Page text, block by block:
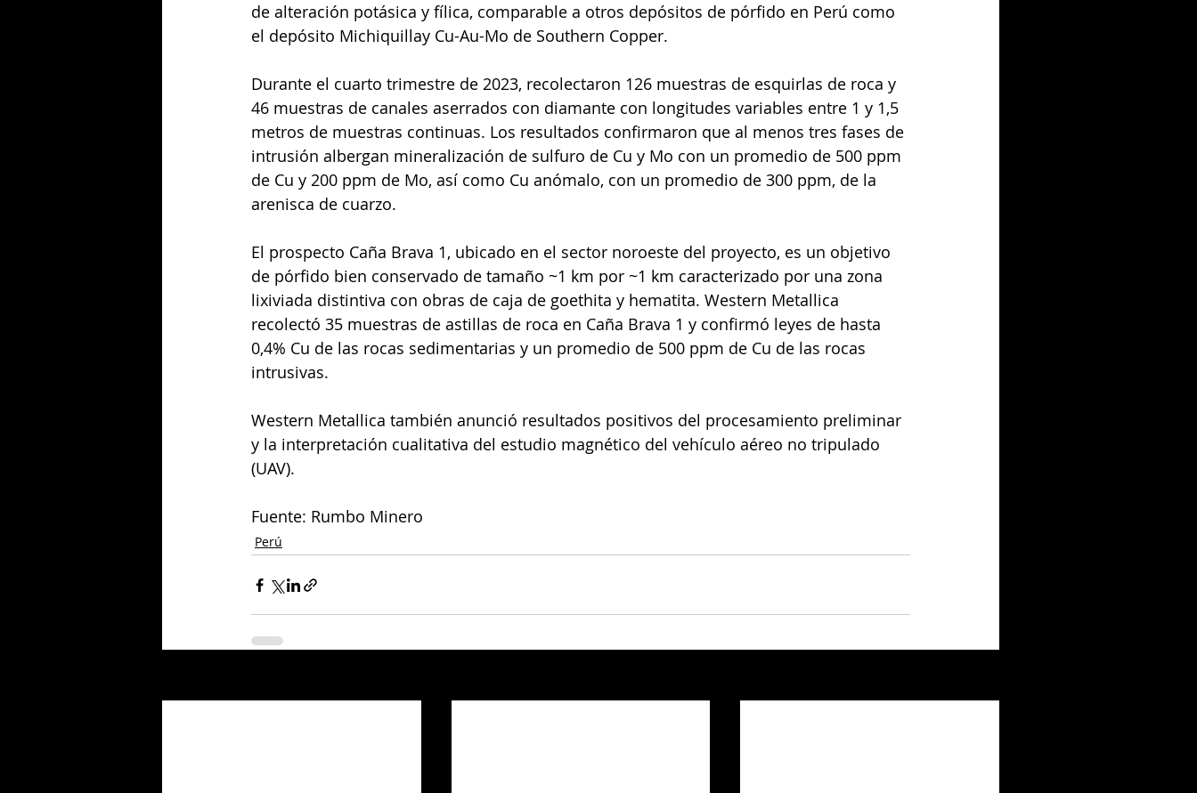
de alteración potásica y fílica, comparable a otros depósitos de pórfido en Perú como
el depósito Michiquillay Cu-Au-Mo de Southern Copper.
Durante el cuarto trimestre de 2023, recolectaron 126 muestras de esquirlas de roca y
46 muestras de canales aserrados con diamante con longitudes variables entre 1 y 1,5
metros de muestras continuas. Los resultados confirmaron que al menos tres fases de
intrusión albergan mineralización de sulfuro de Cu y Mo con un promedio de 500 ppm
de Cu y 200 ppm de Mo, así como Cu anómalo, con un promedio de 300 ppm, de la
arenisca de cuarzo.
El prospecto Caña Brava 1, ubicado en el sector noroeste del proyecto, es un objetivo
de pórfido bien conservado de tamaño ~1 km por ~1 km caracterizado por una zona
lixiviada distintiva con obras de caja de goethita y hematita. Western Metallica
recolectó 35 muestras de astillas de roca en Caña Brava 1 y confirmó leyes de hasta
0,4% Cu de las rocas sedimentarias y un promedio de 500 ppm de Cu de las rocas
intrusivas.
Western Metallica también anunció resultados positivos del procesamiento preliminar
y la interpretación cualitativa del estudio magnético del vehículo aéreo no tripulado
(UAV).
Fuente: Rumbo Minero
Perú